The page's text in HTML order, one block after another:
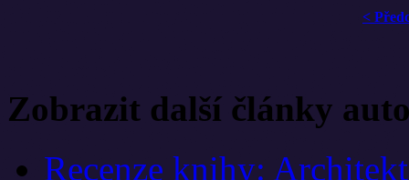
<
Zobrazit další články
Recenze knihy: